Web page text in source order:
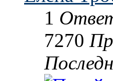
1
7270